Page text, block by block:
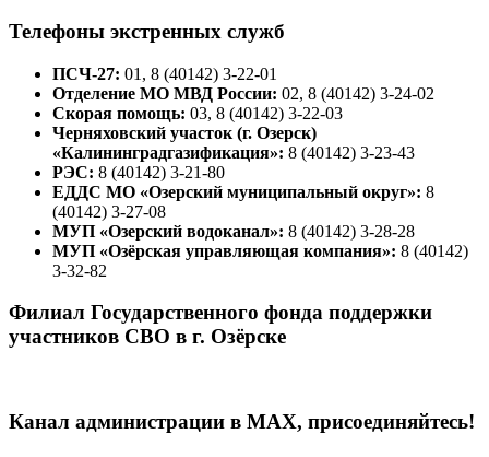
Телефоны экстренных служб
ПСЧ-27: 01, 8 (40142) 3-22-01
Отделение МО МВД России: 02, 8 (40142) 3-24-02
Скорая помощь: 03, 8 (40142) 3-22-03
Черняховский участок (г. Озерск)
«Калининградгазификация»: 8 (40142) 3-23-43
РЭС: 8 (40142) 3-21-80
ЕДДС МО «Озерский муниципальный округ»: 8
(40142) 3-27-08
МУП «Озерский водоканал»: 8 (40142) 3-28-28
МУП «Озёрская управляющая компания»: 8 (40142)
3-32-82
Филиал Государственного фонда поддержки
участников СВО в г. Озёрске
Канал администрации в МАХ, присоединяйтесь!